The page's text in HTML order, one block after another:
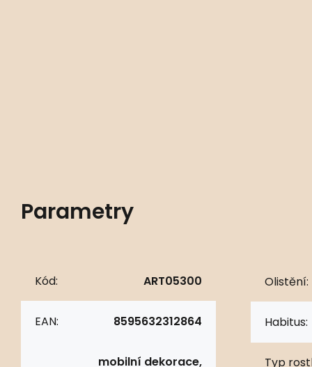
Parametry
Kód: ART05300
EAN: 8595632312864
mobilní dekorace,
Olistění:
Habitus:
Typ